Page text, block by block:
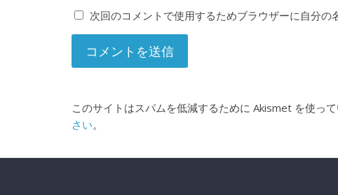
次回のコメントで使用するためブラウザーに自分の
このサイトはスパムを低減するために Akismet を使って
さい。